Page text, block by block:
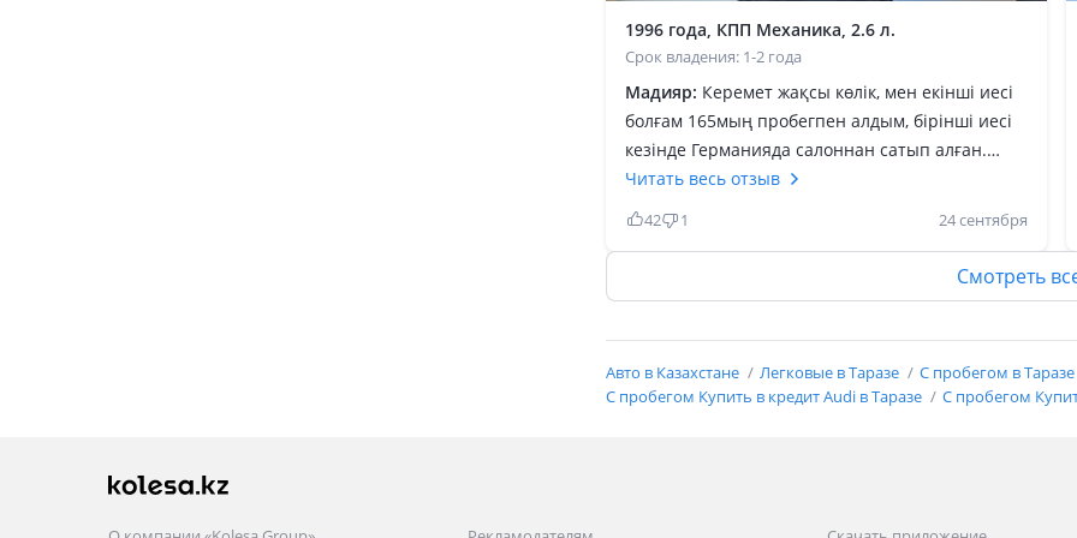
1996 года, КПП Механика, 2.6 л.
Срок владения: 1-2 года
Мадияр: Керемет жақсы көлік, мен екінші иесі
болғам 165мың пробегпен алдым, бірінші иесі
кезінде Германияда салоннан сатып алған.
Жүрісі жұмсақ бір қалыпты, трассада баса
берсен жүре береді, еш бір жері
сықырламайды. Заводтан подогрев бар қыста
рахат 90 градус ысытып қояды, машинаға
трассада орташа жылдамдықта 10л кетеді. Бұл
көлік тек қана жақсы жағынан есте қалды. Егер
Читать весь отзыв
42 1 24 сентября
Смотреть
Авто в Казахстане Легковые в Таразе С пробегом в Таразе
С пробегом Купить в кредит Audi в Таразе
С пробегом